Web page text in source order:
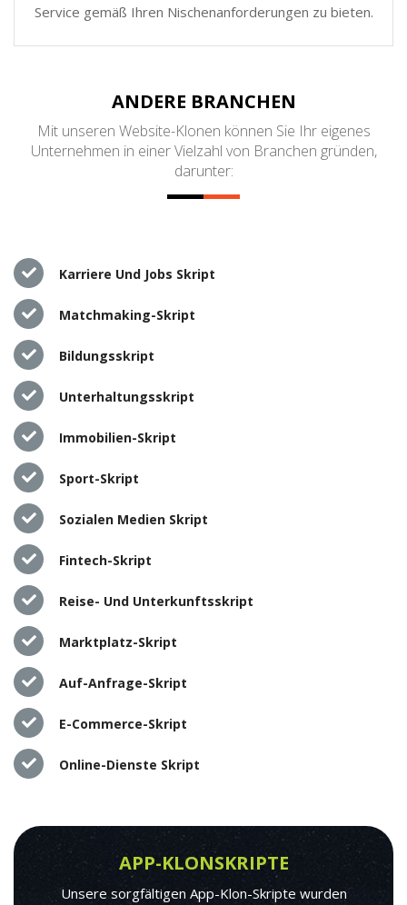
Service gemäß Ihren Nischenanforderungen zu bieten.
ANDERE BRANCHEN
Mit unseren Website-Klonen können Sie Ihr eigenes
Unternehmen in einer Vielzahl von Branchen gründen,
darunter:
Karriere Und Jobs Skript
Matchmaking-Skript
Bildungsskript
Unterhaltungsskript
Immobilien-Skript
Sport-Skript
Sozialen Medien Skript
Fintech-Skript
Reise- Und Unterkunftsskript
Marktplatz-Skript
Auf-Anfrage-Skript
E-Commerce-Skript
Online-Dienste Skript
APP-KLONSKRIPTE
Unsere sorgfältigen App-Klon-Skripte wurden